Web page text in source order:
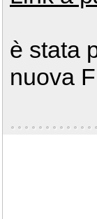
è stata
nuova